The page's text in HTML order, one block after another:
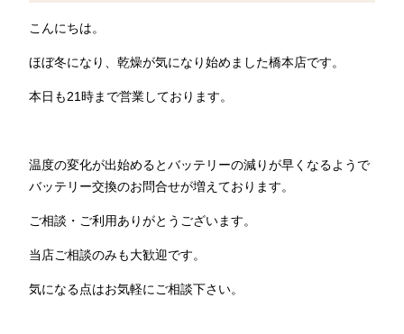
こんにちは。
ほぼ冬になり、乾燥が気になり始めました橋本店です。
本日も21時まで営業しております。
温度の変化が出始めるとバッテリーの減りが早くなるようで
バッテリー交換のお問合せが増えております。
ご相談・ご利用ありがとうございます。
当店ご相談のみも大歓迎です。
気になる点はお気軽にご相談下さい。